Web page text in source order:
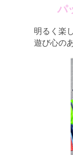
パ
明るく楽
遊び心の